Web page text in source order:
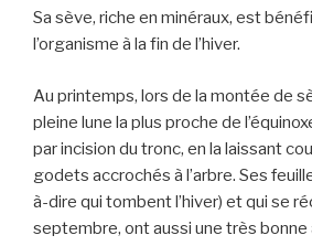
Sa sève, riche en minéraux, est
l’organisme à la fin de l’hiver.
Au printemps, lors de la montée de
pleine lune la plus proche de
par incision du tronc, en la laissant
godets accrochés à l’arbre. Ses
à-dire qui tombent l’hiver) et qui se
septembre, ont aussi une très